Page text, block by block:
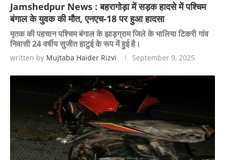
Jamshedpur News : बहरागोड़ा में सड़क हादसे में पश्चिम
बंगाल के युवक की मौत, एनएच-18 पर हुआ हादसा
मृतक की पहचान पश्चिम बंगाल के झाड़ग्राम जिले के भालिया टिकरी गांव
निवासी 24 वर्षीय सुजीत हाटुई के रूप में हुई है।
written by Mujtaba Haider Rizvi September 9, 2025